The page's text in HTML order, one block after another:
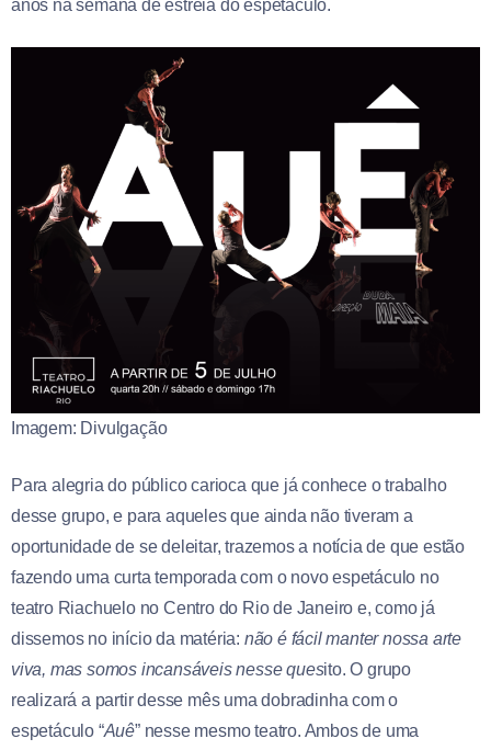
anos na semana de estreia do espetáculo.
Imagem: Divulgação
Para alegria do público carioca que já conhece o trabalho
desse grupo, e para aqueles que ainda não tiveram a
oportunidade de se deleitar, trazemos a notícia de que estão
fazendo uma curta temporada com o novo espetáculo no
teatro Riachuelo no Centro do Rio de Janeiro e, como já
dissemos no início da matéria: não é fácil manter nossa arte
viva, mas somos incansáveis nesse quesito. O grupo
realizará a partir desse mês uma dobradinha com o
espetáculo “Auê” nesse mesmo teatro. Ambos de uma